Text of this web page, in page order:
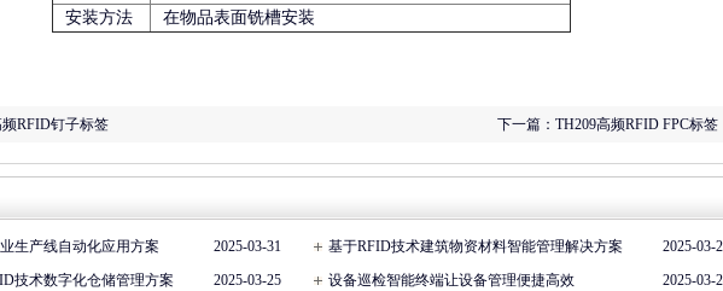
安装方法
在物品表面铣槽安装
下一篇： TH209高频RFID FPC标签
频RFID钉子标签
2025-03-31
生产线自动化应用方案 2025-03-
基于RFID技术建筑物资材料智能管理解决方案
2025-03-25
技术数字化仓储管理方案 2025-03-
设备巡检智能终端让设备管理便捷高效